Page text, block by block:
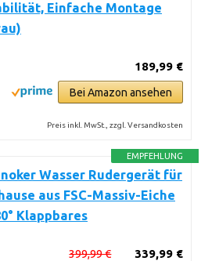
Einfache Montage
189,99 €
Bei Amazon ansehen
Preis inkl. MwSt., zzgl. Versandkosten
EMPFEHLUNG
Wasser Rudergerät für
aus FSC-Massiv-Eiche
Klappbares
339,99 €
399,99 €